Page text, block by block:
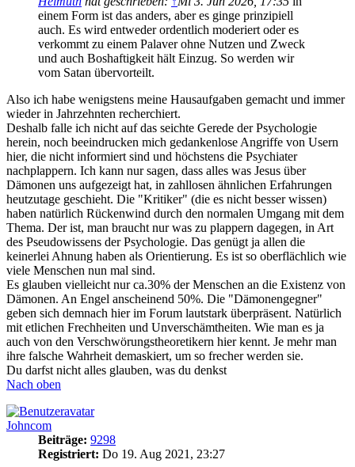
einem Form ist das anders, aber es ginge prinzipiell
auch. Es wird entweder ordentlich moderiert oder es
verkommt zu einem Palaver ohne Nutzen und Zweck
und auch Boshaftigkeit hält Einzug. So werden wir
vom Satan übervorteilt.
Also ich habe wenigstens meine Hausaufgaben gemacht und immer
wieder in Jahrzehnten recherchiert.
Deshalb falle ich nicht auf das seichte Gerede der Psychologie
herein, noch beeindrucken mich gedankenlose Angriffe von Usern
hier, die nicht informiert sind und höchstens die Psychiater
nachplappern. Ich kann nur sagen, dass alles was Jesus über
Dämonen uns aufgezeigt hat, in zahllosen ähnlichen Erfahrungen
heutzutage geschieht. Die "Kritiker" (die es nicht besser wissen)
haben natürlich Rückenwind durch den normalen Umgang mit dem
Thema. Der ist, man braucht nur was zu plappern dagegen, in Art
des Pseudowissens der Psychologie. Das genügt ja allen die
keinerlei Ahnung haben als Orientierung. Es ist so oberflächlich wie
viele Menschen nun mal sind.
Es glauben vielleicht nur ca.30% der Menschen an die Existenz von
Dämonen. An Engel anscheinend 50%. Die "Dämonengegner"
geben sich demnach hier im Forum lautstark überpräsent. Natürlich
mit etlichen Frechheiten und Unverschämtheiten. Wie man es ja
auch von den Verschwörungstheoretikern hier kennt. Je mehr man
ihre falsche Wahrheit demaskiert, um so frecher werden sie.
Du darfst nicht alles glauben, was du denkst
Nach oben
Johncom
Beiträge: 9298
Registriert: Do 19. Aug 2021, 23:27